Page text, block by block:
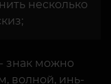
несколько
знак можно
волной, инь-